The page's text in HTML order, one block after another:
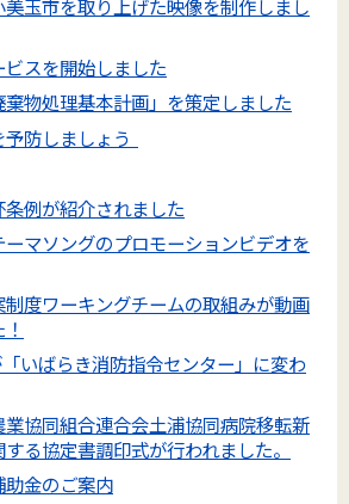
玉市を取り上げた映像を制作しまし
スを開始しました
棄物処理基本計画」を策定しました
防しましょう
例が紹介されました
マソングのプロモーションビデオを
度ワーキングチームの取組みが動画
いばらき消防指令センター」に変わ
業協同組合連合会土浦協同病院移転新
る協定書調印式が行われました。
金のご案内